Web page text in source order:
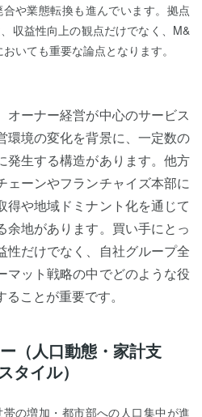
や業態転換も進んでいます。拠点
収益性向上の観点だけでなく、M&
いても重要な論点となります。
オーナー経営が中心のサービス
環境の変化を背景に、一定数の
発生する構造があります。他方
ェーンやフランチャイズ本部に
得や地域ドミナント化を通じて
余地があります。買い手にとっ
性だけでなく、自社グループ全
マット戦略の中でどのような役
ことが重要です。
（人口動態・家計支
タイル）
の増加・都市部への人口集中が進